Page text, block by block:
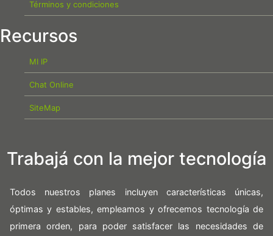
Términos y condiciones
Recursos
MI IP
Chat Online
SiteMap
Trabajá con la mejor tecnología
Todos nuestros planes incluyen características únicas,
óptimas y estables, empleamos y ofrecemos tecnología de
primera orden, para poder satisfacer las necesidades de